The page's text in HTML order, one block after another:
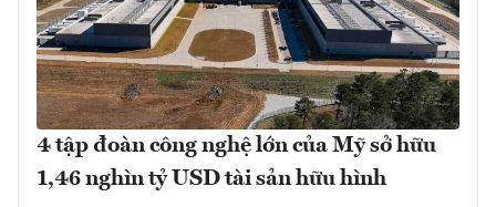
4 tập đoàn công nghệ lớn của Mỹ sở hữu
1,46 nghìn tỷ USD tài sản hữu hình